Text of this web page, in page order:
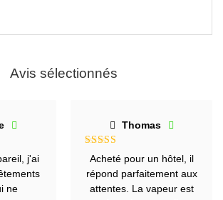
Avis sélectionnés
j'ai
ne
Thomas
Note5sur
5
Acheté pour un hôtel, il
répond parfaitement aux
attentes. La vapeur est